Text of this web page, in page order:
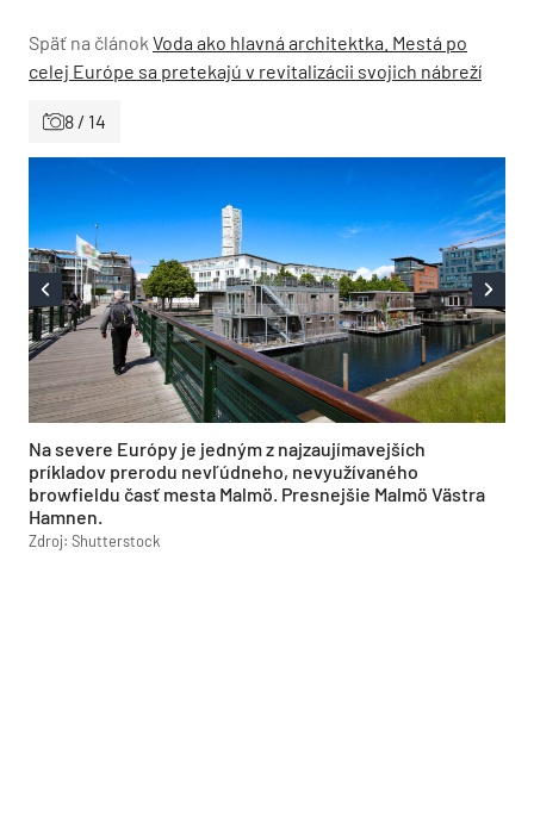
Späť na článok Voda ako hlavná architektka. Mestá po
celej Európe sa pretekajú v revitalizácii svojich nábreží
8 / 14
Na severe Európy je jedným z najzaujímavejších
príkladov prerodu nevľúdneho, nevyužívaného
browfieldu časť mesta Malmö. Presnejšie Malmö Västra
Hamnen.
Zdroj: Shutterstock